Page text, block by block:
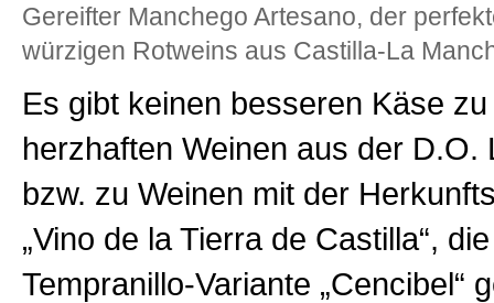
Gereifter Manchego Artesano, der
würzigen Rotweins aus Castilla-La
Es gibt keinen besseren Käse
herzhaften Weinen aus der D.O.
bzw. zu Weinen mit der
„Vino de la Tierra de Castilla“,
Tempranillo-Variante „Cencibel“